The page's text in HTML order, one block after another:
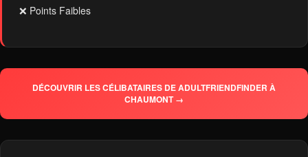
❌ Points Faibles
DÉCOUVRIR LES CÉLIBATAIRES DE ADULTFRIENDFINDER À
CHAUMONT →